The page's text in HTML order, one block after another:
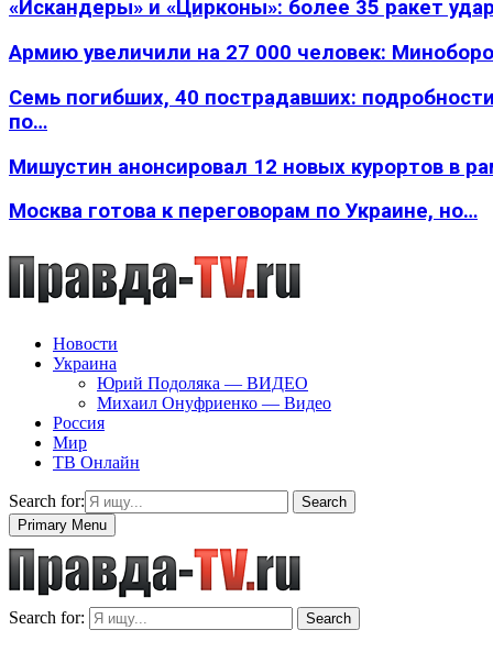
«Искандеры» и «Цирконы»: более 35 ракет
Армию увеличили на 27 000 человек:
Семь погибших, 40 пострадавших:
по…
Мишустин анонсировал 12 новых курортов в
Москва готова к переговорам по Украине, но…
Новости
Украина
Юрий Подоляка — ВИДЕО
Михаил Онуфриенко — Видео
Россия
Мир
ТВ Онлайн
Search for:
Search
Primary Menu
Search for: Search